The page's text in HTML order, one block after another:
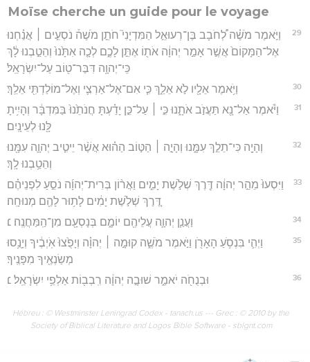
Moïse cherche un guide pour le voyage
29
וַיֹּ֣אמֶר מֹשֶׁ֗ה לְ֠חֹבָב בֶּן־רְעוּאֵ֣ל הַמִּדְיָנִי֮ חֹתֵ֣ן מֹשֶׁה֒ נֹסְעִ֣ים ׀ אֲנַ֗חְנוּ
אֶל־הַמָּקוֹם֙ אֲשֶׁ֣ר אָמַ֣ר יְהוָ֔ה אֹת֖וֹ אֶתֵּ֣ן לָכֶ֑ם לְכָ֤ה אִתָּ֙נוּ֙ וְהֵטַ֣בְנוּ לָ֔ךְ
כִּֽי־יְהוָ֥ה דִּבֶּר־ט֖וֹב עַל־יִשְׂרָאֵֽל׃
30 וַיֹּ֥אמֶר אֵלָ֖יו לֹ֣א אֵלֵ֑ךְ כִּ֧י אִם־אֶל־אַרְצִ֛י וְאֶל־מוֹלַדְתִּ֖י אֵלֵֽךְ׃
31
וַיֹּ֕אמֶר אַל־נָ֖א תַּעֲזֹ֣ב אֹתָ֑נוּ כִּ֣י ׀ עַל־כֵּ֣ן יָדַ֗עְתָּ חֲנֹתֵ֙נוּ֙ בַּמִּדְבָּ֔ר וְהָיִ֥יתָ
לָּ֖נוּ לְעֵינָֽיִם׃
32
וְהָיָ֖ה כִּי־תֵלֵ֣ךְ עִמָּ֑נוּ וְהָיָ֣ה ׀ הַטּ֣וֹב הַה֗וּא אֲשֶׁ֨ר יֵיטִ֧יב יְהוָ֛ה עִמָּ֖נוּ
וְהֵטַ֥בְנוּ לָֽךְ׃
33
וַיִּסְעוּ֙ מֵהַ֣ר יְהוָ֔ה דֶּ֖רֶךְ שְׁלֹ֣שֶׁת יָמִ֑ים וַאֲר֨וֹן בְּרִית־יְהוָ֜ה נֹסֵ֣עַ לִפְנֵיהֶ֗ם
דֶּ֚רֶךְ שְׁלֹ֣שֶׁת יָמִ֔ים לָת֥וּר לָהֶ֖ם מְנוּחָֽה׃
34 וַעֲנַ֧ן יְהוָ֛ה עֲלֵיהֶ֖ם יוֹמָ֑ם בְּנָסְעָ֖ם מִן־הַֽמַּחֲנֶֽה׃ ׆
35
וַיְהִ֛י בִּנְסֹ֥עַ הָאָרֹ֖ן וַיֹּ֣אמֶר מֹשֶׁ֑ה קוּמָ֣ה ׀ יְהוָ֗ה וְיָפֻ֙צוּ֙ אֹֽיְבֶ֔יךָ וְיָנֻ֥סוּ
מְשַׂנְאֶ֖יךָ מִפָּנֶֽיךָ׃
36 וּבְנֻחֹ֖ה יֹאמַ֑ר שׁוּבָ֣ה יְהוָ֔ה רִֽבְב֖וֹת אַלְפֵ֥י יִשְׂרָאֵֽל׃ ׆
Hébreu : © Westminster Leningrad Codex - tanach.us --- Grec : © 2010 by the
Society of Biblical Literature and Logos Bible Software - sblgnt.com